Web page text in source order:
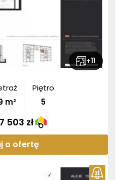
+11
m²
Piętro
5
503 zł
o ofertę